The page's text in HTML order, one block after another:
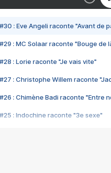
#30 : Eve Angeli raconte "Avant de
#29 : MC Solaar raconte "Bouge de
#28 : Lorie raconte "Je vais vite"
#27 : Christophe Willem raconte
#26 : Chimène Badi raconte "Entre
#25 : Indochine raconte "3e sexe"